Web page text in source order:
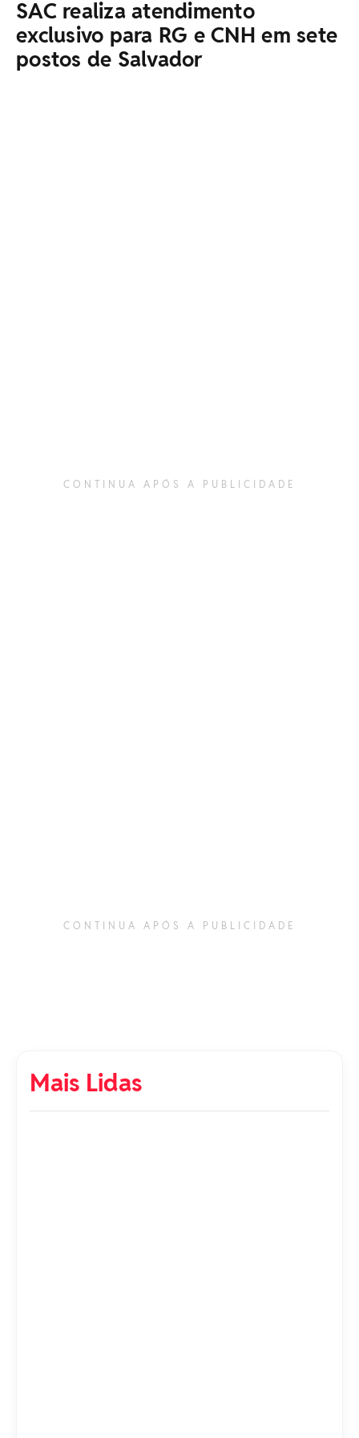
SAC realiza atendimento
exclusivo para RG e CNH em sete
postos de Salvador
CONTINUA APÓS A PUBLICIDADE
CONTINUA APÓS A PUBLICIDADE
Mais Lidas